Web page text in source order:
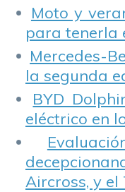
Moto y
para tenerla
Mercedes-
la segunda
BYD
eléctrico en
Aircross, y